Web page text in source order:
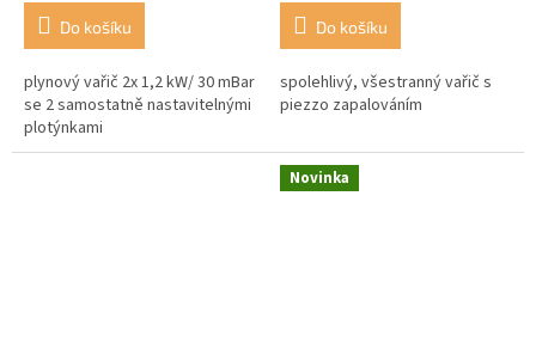
Do košíku
plynový vařič 2x 1,2 kW/ 30 mBar
se 2 samostatně nastavitelnými
plotýnkami
Do košíku
spolehlivý, všestranný vařič s
piezzo zapalováním
Novinka